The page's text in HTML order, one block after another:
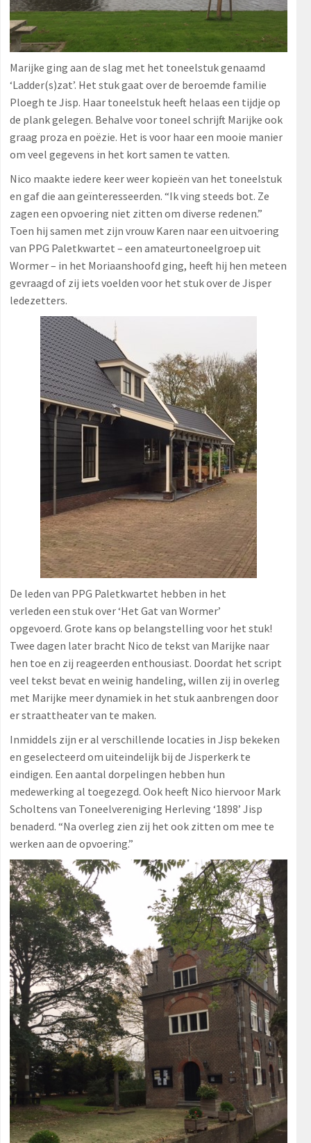
Marijke ging aan de slag met het toneelstuk genaamd
‘Ladder(s)zat’. Het stuk gaat over de beroemde familie
Ploegh te Jisp. Haar toneelstuk heeft helaas een tijdje op
de plank gelegen. Behalve voor toneel schrijft Marijke ook
graag proza en poëzie. Het is voor haar een mooie manier
om veel gegevens in het kort samen te vatten.
Nico maakte iedere keer weer kopieën van het toneelstuk
en gaf die aan geïnteresseerden. “Ik ving steeds bot. Ze
zagen een opvoering niet zitten om diverse redenen.”
Toen hij samen met zijn vrouw Karen naar een uitvoering
van PPG Paletkwartet – een amateurtoneelgroep uit
Wormer – in het Moriaanshoofd ging, heeft hij hen meteen
gevraagd of zij iets voelden voor het stuk over de Jisper
ledezetters.
De leden van PPG Paletkwartet hebben in het
verleden een stuk over ‘Het Gat van Wormer’
opgevoerd. Grote kans op belangstelling voor het stuk!
Twee dagen later bracht Nico de tekst van Marijke naar
hen toe en zij reageerden enthousiast. Doordat het script
veel tekst bevat en weinig handeling, willen zij in overleg
met Marijke meer dynamiek in het stuk aanbrengen door
er straattheater van te maken.
Inmiddels zijn er al verschillende locaties in Jisp bekeken
en geselecteerd om uiteindelijk bij de Jisperkerk te
eindigen. Een aantal dorpelingen hebben hun
medewerking al toegezegd. Ook heeft Nico hiervoor Mark
Scholtens van Toneelvereniging Herleving ‘1898’ Jisp
benaderd. “Na overleg zien zij het ook zitten om mee te
werken aan de opvoering.”